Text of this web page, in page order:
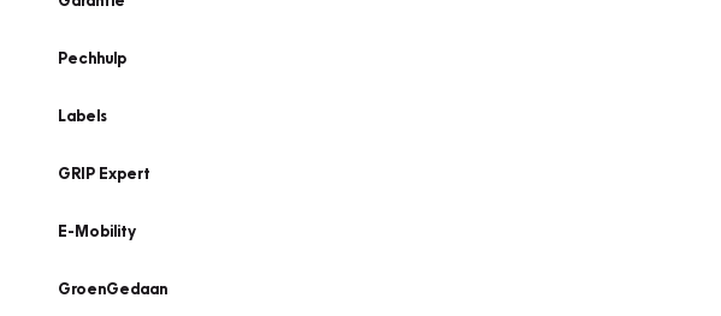
Pechhulp
Labels
GRIP Expert
E-Mobility
GroenGedaan